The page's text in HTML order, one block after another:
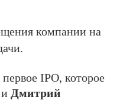
компании на
первое IPO, которое
Дмитрий